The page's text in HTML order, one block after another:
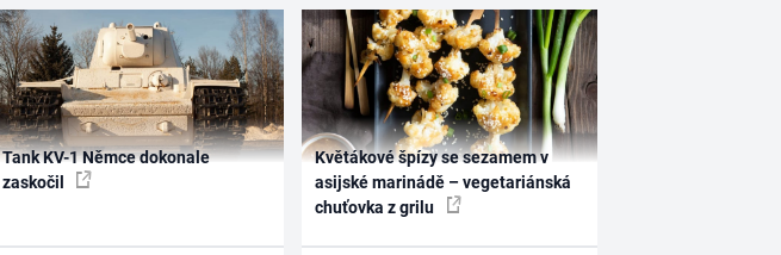
Tank KV-1 Němce dokonale
zaskočil
Květákové špízy se sezamem v
asijské marinádě – vegetariánská
chuťovka z grilu